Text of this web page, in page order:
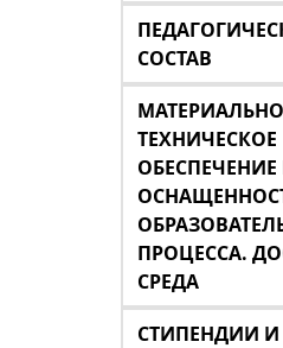
СОСТАВ
ТЕХНИЧЕСКОЕ
ОБЕСПЕЧЕНИЕ
ПРОЦЕССА.
СРЕДА
СТИПЕНДИИ